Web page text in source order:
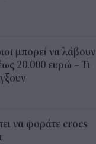
μπορεί να λάβουν
20.000 ευρώ – Τι
να φοράτε crocs